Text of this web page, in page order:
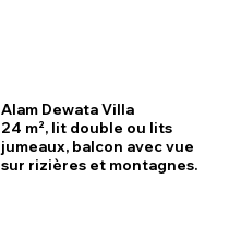
Alam Dewata Villa
24 m², lit double ou lits
jumeaux, balcon avec vue
sur rizières et montagnes.